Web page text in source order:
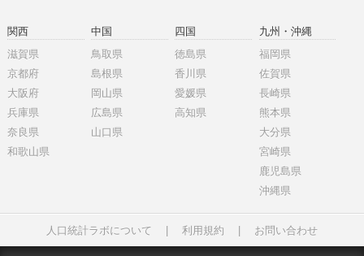
関西
滋賀県
京都府
大阪府
兵庫県
奈良県
和歌山県
中国
鳥取県
島根県
岡山県
広島県
山口県
四国
徳島県
香川県
愛媛県
高知県
九州・沖縄
福岡県
佐賀県
長崎県
熊本県
大分県
宮崎県
鹿児島県
沖縄県
人口統計ラボについて 利用規約 お問い合わせ